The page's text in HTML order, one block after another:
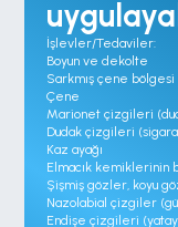
İşlevler/Tedaviler:
Boyun ve dekolte
Sarkmış çene bölgesi
Çene
Marionet çizgileri
Dudak çizgileri
Kaz ayağı
Elmacık
Şişmiş gözler, koyu
Nazolabial çizgiler
Endişe çizgileri